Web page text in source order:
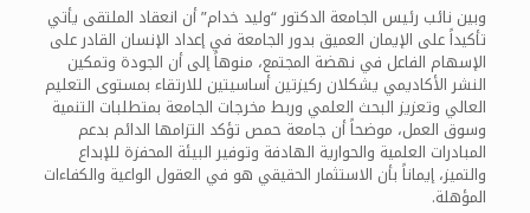
وبين نائب رئيس الجامعة الدكتور “وليد خدام” أن انعقاد الملتقى يأتي
تأكيداً على الإيمان العميق بدور الجامعة في إعداد الإنسان القادر على
الإسهام الفاعل في نهضة المجتمع، منوهاً إلى أن الجودة وتمكين
النشر الأكاديمي يشكلان ركيزتين أساسيتين للارتقاء بمستوى التعليم
العالي وتعزيز البحث العلمي وربط مخرجات الجامعة بمتطلبات التنمية
وسوق العمل، موضحاً أن جامعة حمص تؤكد التزامها الدائم بدعم
المبادرات العلمية والحوارية الهادفة وتوفير البيئة المحفزة للإبداع
والتميز، إيماناً بأن الاستثمار الحقيقي هو في العقول الواعية والكفاءات
المؤهلة.